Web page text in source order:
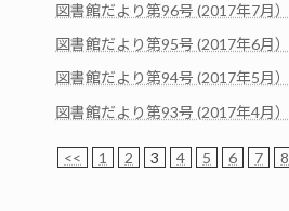
図書館だより第96号 (2017年7月）
図書館だより第95号 (2017年6月）
図書館だより第94号 (2017年5月）
図書館だより第93号 (2017年4月）
<< 1 2 3 4 5 6 7 8